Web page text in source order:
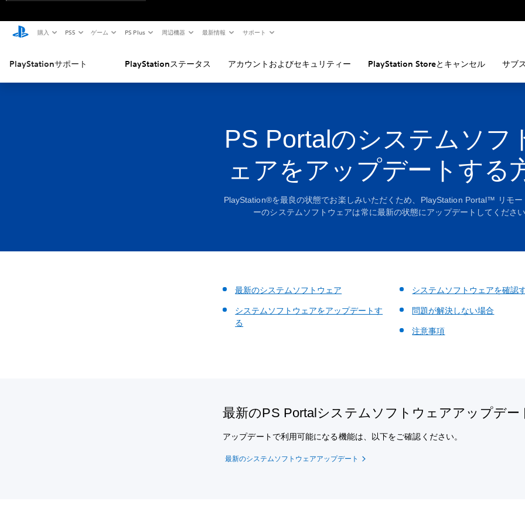
購入 PS5 ゲーム PS Plus 周辺機器 最新情報 サポート
PlayStationサポート PlayStationステータス アカウントおよびセキュリティー PlayStation Storeとキャンセル サブ
PS Portalのシステムソフ
ェアをアップデートする
PlayStation®を最良の状態でお楽しみいただくため、PlayStation Portal™ リモー
ーのシステムソフトウェアは常に最新の状態にアップデートしてくださ
最新のシステムソフトウェア
システムソフトウェアをアップデートす
る
システムソフトウェアを確認
問題が解決しない場合
注意事項
最新のPS Portalシステムソフトウェアアップデー
アップデートで利用可能になる機能は、以下をご確認ください。
最新のシステムソフトウェアアップデート